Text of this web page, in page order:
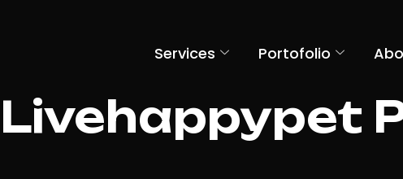
Services Portofolio
Livehappypet